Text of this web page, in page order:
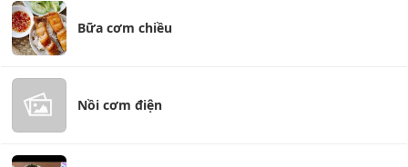
Bữa cơm chiều
Nồi cơm điện